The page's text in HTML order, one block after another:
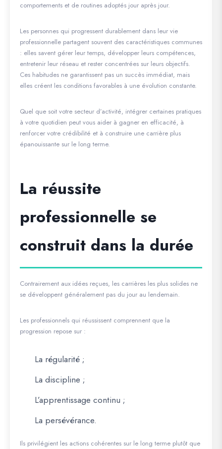
comportements et de routines adoptés jour après jour.
Les personnes qui progressent durablement dans leur vie
professionnelle partagent souvent des caractéristiques communes
: elles savent gérer leur temps, développer leurs compétences,
entretenir leur réseau et rester concentrées sur leurs objectifs.
Ces habitudes ne garantissent pas un succès immédiat, mais
elles créent les conditions favorables à une évolution constante.
Quel que soit votre secteur d’activité, intégrer certaines pratiques
à votre quotidien peut vous aider à gagner en efficacité, à
renforcer votre crédibilité et à construire une carrière plus
épanouissante sur le long terme.
La réussite
professionnelle se
construit dans la durée
Contrairement aux idées reçues, les carrières les plus solides ne
se développent généralement pas du jour au lendemain.
Les professionnels qui réussissent comprennent que la
progression repose sur :
La régularité ;
La discipline ;
L’apprentissage continu ;
La persévérance.
Ils privilégient les actions cohérentes sur le long terme plutôt que